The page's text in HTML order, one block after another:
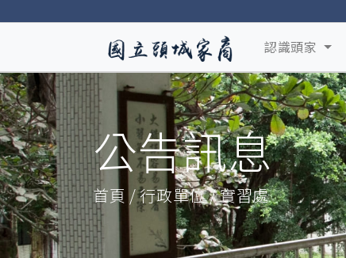
認識頭家
公告訊息
首頁 / 行政單位 / 實習處